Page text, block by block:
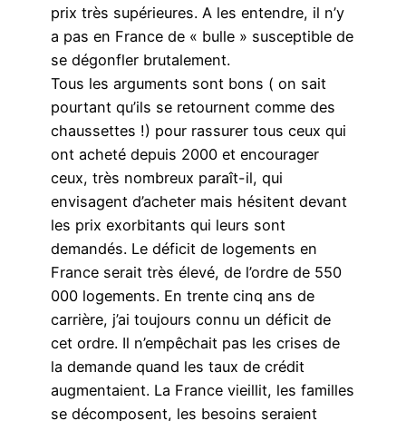
prix très supérieures. A les entendre, il n’y
a pas en France de « bulle » susceptible de
se dégonfler brutalement.
Tous les arguments sont bons ( on sait
pourtant qu’ils se retournent comme des
chaussettes !) pour rassurer tous ceux qui
ont acheté depuis 2000 et encourager
ceux, très nombreux paraît-il, qui
envisagent d’acheter mais hésitent devant
les prix exorbitants qui leurs sont
demandés. Le déficit de logements en
France serait très élevé, de l’ordre de 550
000 logements. En trente cinq ans de
carrière, j’ai toujours connu un déficit de
cet ordre. Il n’empêchait pas les crises de
la demande quand les taux de crédit
augmentaient. La France vieillit, les familles
se décomposent, les besoins seraient